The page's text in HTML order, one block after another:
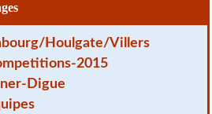
Houlgate/Villers
2015
Digue